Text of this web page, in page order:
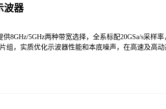
波器
8GHz/5GHz两种带宽选择，全系标配20GSa/s采样
组，实质优化示波器性能和本底噪声，在高速及高